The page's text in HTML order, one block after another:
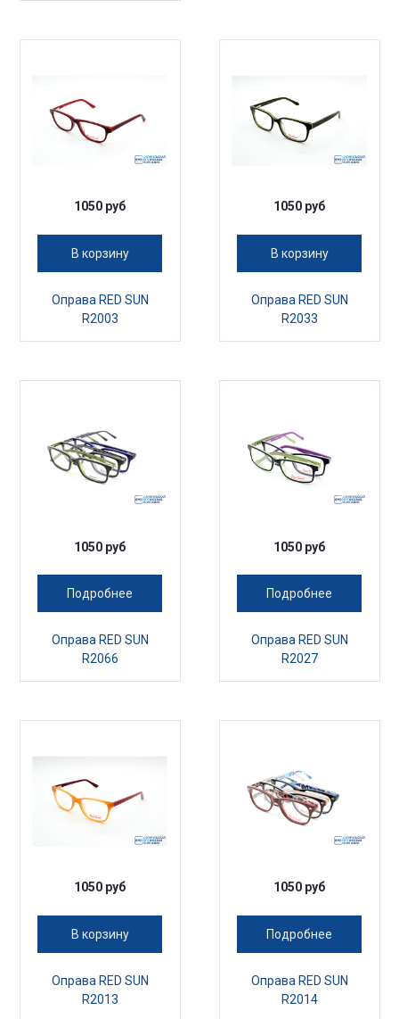
1050 руб
В корзину
Оправа RED SUN
R2003
1050 руб
В корзину
Оправа RED SUN
R2033
1050 руб
Подробнее
Оправа RED SUN
R2066
1050 руб
Подробнее
Оправа RED SUN
R2027
1050 руб
В корзину
Оправа RED SUN
R2013
1050 руб
Подробнее
Оправа RED SUN
R2014